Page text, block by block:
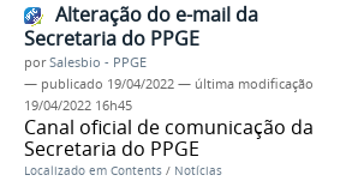
Alteração do e-mail da
Secretaria do PPGE
porSalesbio - PPGE
— publicado 19/04/2022 — última modificação
19/04/2022 16h45
Canal oficial de comunicação da
Secretaria do PPGE
Localizado em Contents / Notícias